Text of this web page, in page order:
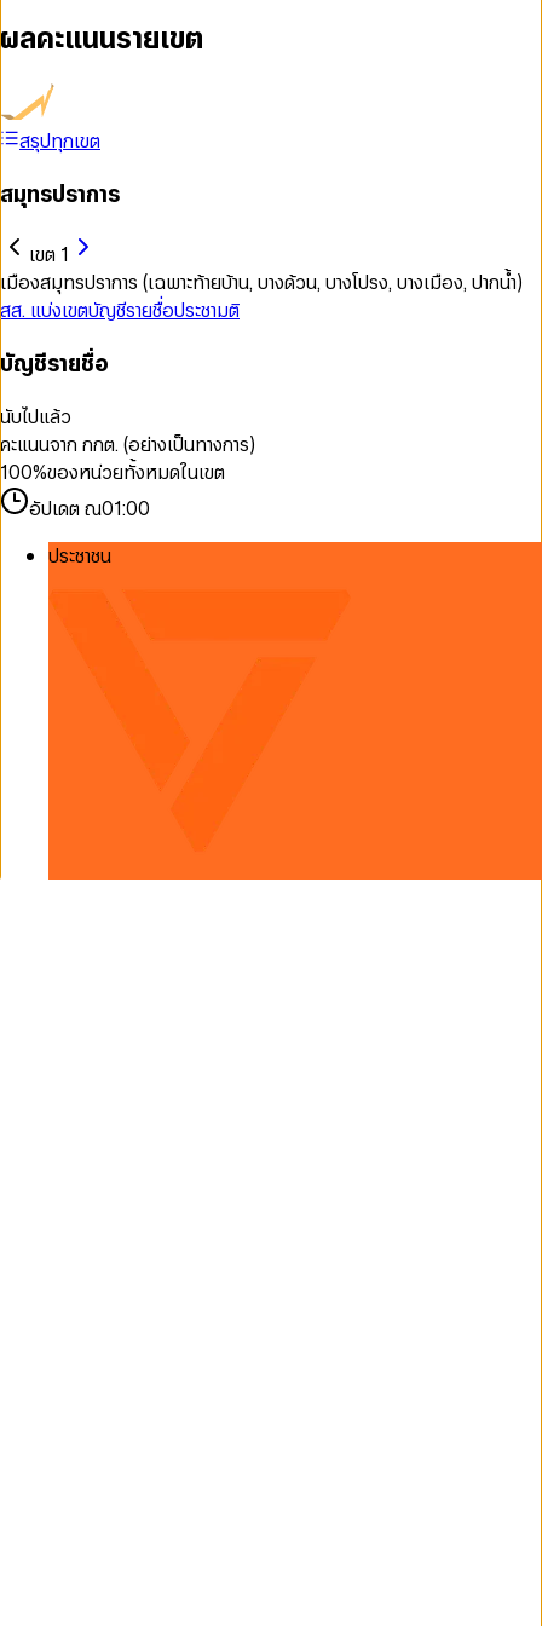
ผลคะแนนรายเขต
สรุปทุกเขต
สมุทรปราการ
เขต 1
เมืองสมุทรปราการ (เฉพาะท้ายบ้าน, บางด้วน, บางโปรง, บางเมือง, ปากน้ำ)
สส. แบ่งเขตบัญชีรายชื่อประชามติ
บัญชีรายชื่อ
นับไปแล้ว
คะแนนจาก กกต. (อย่างเป็นทางการ)
100%ของหน่วยทั้งหมดในเขต
อัปเดต ณ01:00
ประชาชน